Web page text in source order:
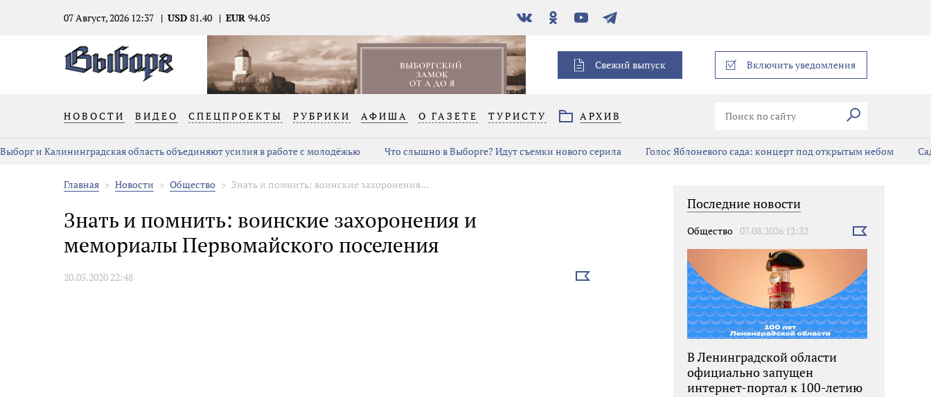
07 Август, 2026 12:37 USD 81.40 EUR 94.05
В
контакте
Одноклассники
YouTubeТелеграм
Свежий выпуск Включить уведомления
НОВОСТИ ВИДЕО СПЕЦПРОЕКТЫ РУБРИКИ АФИША О ГАЗЕТЕ ТУРИСТУ АРХИВ Искать
Выборг и Калининградская область объединяют усилия в работе с молодёжью Что слышно в Выборге? Идут съемки нового серила Голос Яблоневого сада: концерт под открытым небом
Главная Новости Общество Знать и помнить: воинские захоронения...
Знать и помнить: воинские захоронения и
мемориалы Первомайского поселения
20.05.2020 22:48
Выбрать
Последние новости
Общество 07.08.2026 12:32
Выбрать
В Ленинградской области
официально запущен
интернет-портал к 100-летию